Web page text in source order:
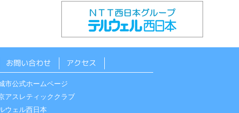
お問い合わせ アクセス
市公式ホームページ
アスレティッククラブ
ウェル西日本